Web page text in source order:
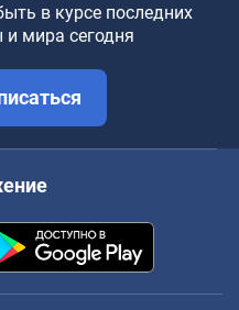
в курсе последних
и мира сегодня